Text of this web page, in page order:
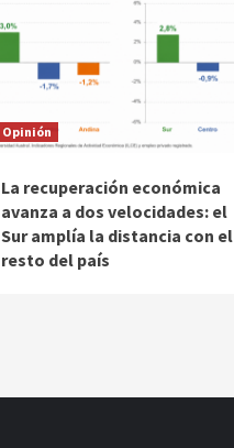
Opinión
La recuperación económica
avanza a dos velocidades: el
Sur amplía la distancia con el
resto del país